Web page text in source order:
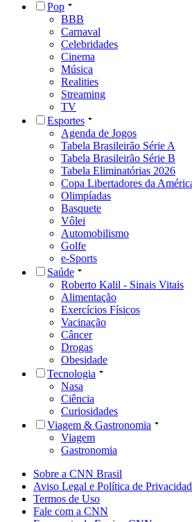
Pop
BBB
Carnaval
Celebridades
Cinema
Música
Realities
Streaming
TV
Esportes
Agenda de Jogos
Tabela Brasileirão Série A
Tabela Brasileirão Série B
Tabela Eliminatórias 2026
Copa Libertadores da
Olimpíadas
Basquete
Vôlei
Automobilismo
Golfe
e-Sports
Saúde
Roberto Kalil - Sinais Vitais
Alimentação
Exercícios Físicos
Vacinação
Câncer
Drogas
Obesidade
Tecnologia
Nasa
Ciência
Curiosidades
Viagem & Gastronomia
Viagem
Gastronomia
Sobre a CNN Brasil
Aviso Legal e Política de
Termos de Uso
Fale com a CNN